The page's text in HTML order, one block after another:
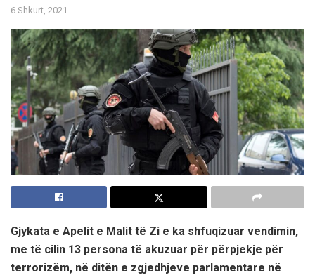
6 Shkurt, 2021
Gjykata e Apelit e Malit të Zi e ka shfuqizuar vendimin,
me të cilin 13 persona të akuzuar për përpjekje për
terrorizëm, në ditën e zgjedhjeve parlamentare në